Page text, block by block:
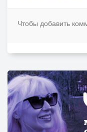
Чтобы добавить